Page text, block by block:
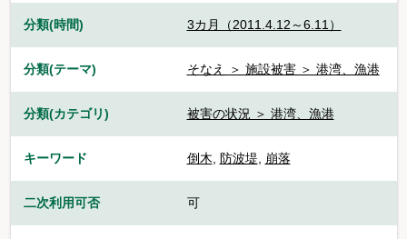
分類(時間) 3カ月（2011.4.12～6.11）
分類(テーマ) そなえ ＞ 施設被害 ＞ 港湾、漁港
分類(カテゴリ) 被害の状況 ＞ 港湾、漁港
キーワード 倒木, 防波堤, 崩落
二次利用可否 可